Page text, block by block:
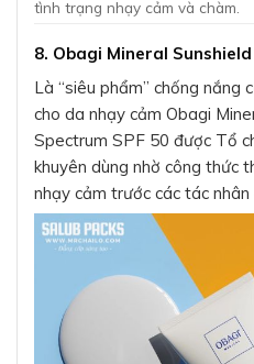
tình trạng nhạy cảm và chàm.
8. Obagi Mineral
Là “siêu phẩm” chống nắng
cho da nhạy cảm Obagi
Spectrum SPF 50 được Tổ
khuyên dùng nhờ công thức
nhạy cảm trước các tác nhân